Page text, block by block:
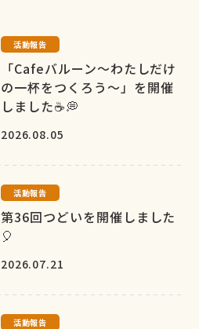
活動報告
「Cafeバルーン～わたしだけ
の一杯をつくろう～」を開催
しました☕💭
2026.08.05
活動報告
第36回つどいを開催しました
🎈
2026.07.21
活動報告